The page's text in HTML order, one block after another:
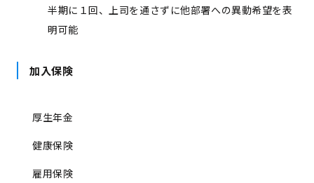
半期に１回、上司を通さずに他部署への異動希望を表
明可能
加入保険
厚生年金
健康保険
雇用保険